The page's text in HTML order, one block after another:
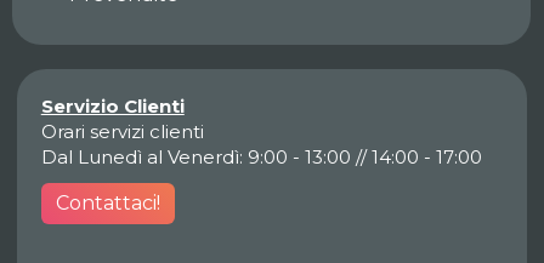
Servizio Clienti
Orari servizi clienti
Dal Lunedì al Venerdì: 9:00 - 13:00 // 14:00 - 17:00
Contattaci!